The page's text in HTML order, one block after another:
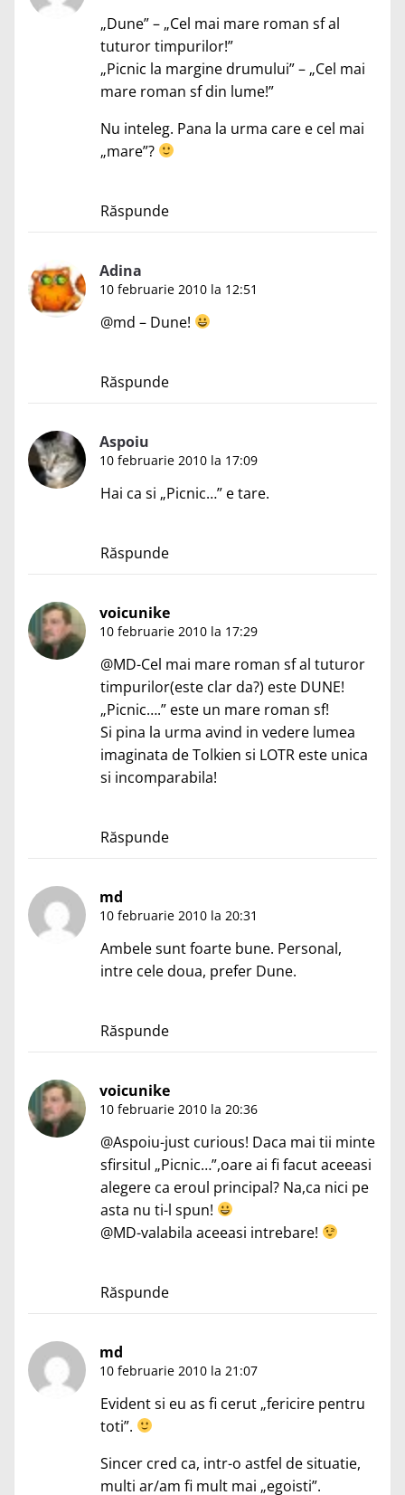
„Dune” – „Cel mai mare roman sf al
tuturor timpurilor!”
„Picnic la margine drumului” – „Cel mai
mare roman sf din lume!”
Nu inteleg. Pana la urma care e cel mai
„mare”?
Răspunde
Adina
10 februarie 2010 la 12:51
@md – Dune!
Răspunde
Aspoiu
10 februarie 2010 la 17:09
Hai ca si „Picnic…” e tare.
Răspunde
voicunike
10 februarie 2010 la 17:29
@MD-Cel mai mare roman sf al tuturor
timpurilor(este clar da?) este DUNE!
„Picnic….” este un mare roman sf!
Si pina la urma avind in vedere lumea
imaginata de Tolkien si LOTR este unica
si incomparabila!
Răspunde
md
10 februarie 2010 la 20:31
Ambele sunt foarte bune. Personal,
intre cele doua, prefer Dune.
Răspunde
voicunike
10 februarie 2010 la 20:36
@Aspoiu-just curious! Daca mai tii minte
sfirsitul „Picnic…”,oare ai fi facut aceeasi
alegere ca eroul principal? Na,ca nici pe
asta nu ti-l spun!
@MD-valabila aceeasi intrebare!
Răspunde
md
10 februarie 2010 la 21:07
Evident si eu as fi cerut „fericire pentru
toti”.
Sincer cred ca, intr-o astfel de situatie,
multi ar/am fi mult mai „egoisti”.